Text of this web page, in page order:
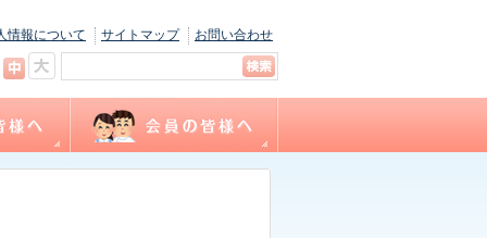
情報について サイトマップ お問い合わせ